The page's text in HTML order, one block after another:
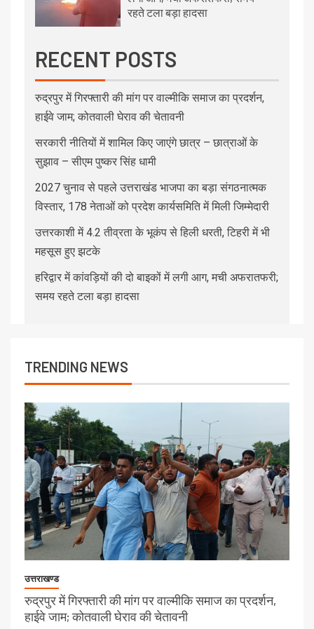
रहते टला बड़ा हादसा
RECENT POSTS
रुद्रपुर में गिरफ्तारी की मांग पर वाल्मीकि समाज का प्रदर्शन,
हाईवे जाम; कोतवाली घेराव की चेतावनी
सरकारी नीतियों में शामिल किए जाएंगे छात्र – छात्राओं के
सुझाव – सीएम पुष्कर सिंह धामी
2027 चुनाव से पहले उत्तराखंड भाजपा का बड़ा संगठनात्मक
विस्तार, 178 नेताओं को प्रदेश कार्यसमिति में मिली जिम्मेदारी
उत्तरकाशी में 4.2 तीव्रता के भूकंप से हिली धरती, टिहरी में भी
महसूस हुए झटके
हरिद्वार में कांवड़ियों की दो बाइकों में लगी आग, मची अफरातफरी;
समय रहते टला बड़ा हादसा
TRENDING NEWS
उत्तराखण्ड
रुद्रपुर में गिरफ्तारी की मांग पर वाल्मीकि समाज का प्रदर्शन,
हाईवे जाम; कोतवाली घेराव की चेतावनी